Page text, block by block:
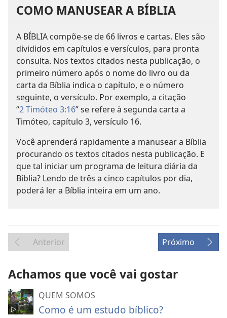
COMO MANUSEAR A BÍBLIA
A BÍBLIA compõe-se de 66 livros e cartas. Eles são
divididos em capítulos e versículos, para pronta
consulta. Nos textos citados nesta publicação, o
primeiro número após o nome do livro ou da
carta da Bíblia indica o capítulo, e o número
seguinte, o versículo. Por exemplo, a citação
“2 Timóteo 3:16” se refere à segunda carta a
Timóteo, capítulo 3, versículo 16.
Você aprenderá rapidamente a manusear a Bíblia
procurando os textos citados nesta publicação. E
que tal iniciar um programa de leitura diária da
Bíblia? Lendo de três a cinco capítulos por dia,
poderá ler a Bíblia inteira em um ano.
Anterior Próximo
Achamos que você vai gostar
QUEM SOMOS
Como é um estudo bíblico?